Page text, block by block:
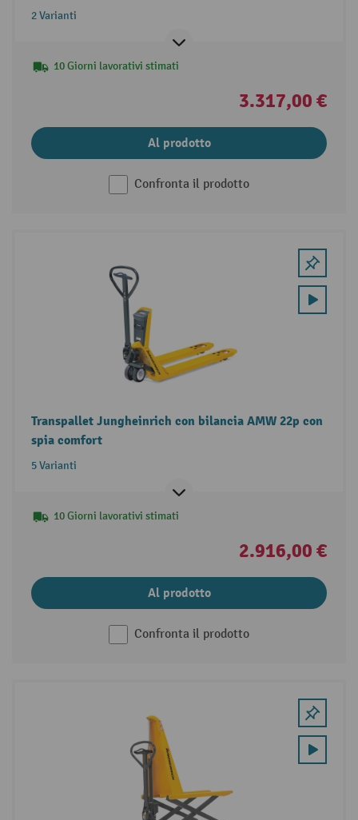
2 Varianti
10 Giorni lavorativi stimati
3.317,00 €
Al prodotto
Confronta il prodotto
Transpallet Jungheinrich con bilancia AMW 22p con
spia comfort
5 Varianti
10 Giorni lavorativi stimati
2.916,00 €
Al prodotto
Confronta il prodotto